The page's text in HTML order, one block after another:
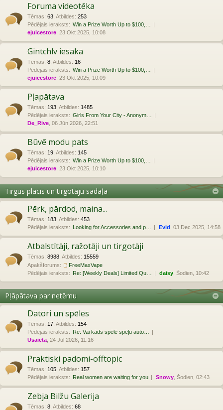
Foruma videotēka
Tēmas: 63 Atbildes: 253
Pēdējais ieraksts: Win a Prize Worth Up to $100,…
ejuicestore , 23 Okt 2025, 10:08
Gintchlv iesaka
Tēmas: 8 Atbildes: 16
Pēdējais ieraksts: Win a Prize Worth Up to $100,…
ejuicestore , 23 Okt 2025, 10:09
Pļapātava
Tēmas: 193 Atbildes: 1485
Pēdējais ieraksts: Girls From Your City - Anonym…
De_Rive , 06 Jūn 2026, 22:51
Būvē modu pats
Tēmas: 19 Atbildes: 145
Pēdējais ieraksts: Win a Prize Worth Up to $100,…
ejuicestore , 23 Okt 2025, 10:10
Tirgus placis un tirgotāju sadaļa
Pērk, pārdod, maina...
Tēmas: 183 Atbildes: 453
Pēdējais ieraksts: Looking for Accessories and p… Evid , 03 Dec 2025, 14:58
Atbalstītāji, ražotāji un tirgotāji
Tēmas: 8988 Atbildes: 15559
Apakšforums:
FreeMaxVape
Pēdējais ieraksts: Re: [Weekly Deals] Limited Qu… daisy , Šodien, 10:42
Pļāpātava par netēmu
Datori un spēles
Tēmas: 17 Atbildes: 154
Pēdējais ieraksts: Re: Vai kāds spēlē spēļu auto…
Usaieta , 24 Jūl 2026, 11:16
Praktiski padomi-offtopic
Tēmas: 105 Atbildes: 157
Pēdējais ieraksts: Real women are waiting for you Snowy , Šodien, 02:43
Zebja Bilžu Galerija
Tēmas: 8 Atbildes: 68